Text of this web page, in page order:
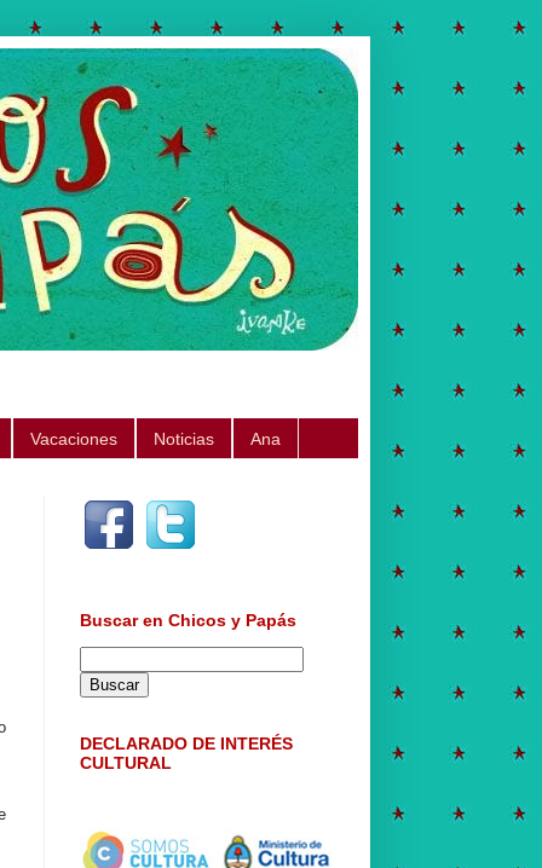
Vacaciones Noticias Ana
Buscar en Chicos y Papás
DECLARADO DE INTERÉS
CULTURAL